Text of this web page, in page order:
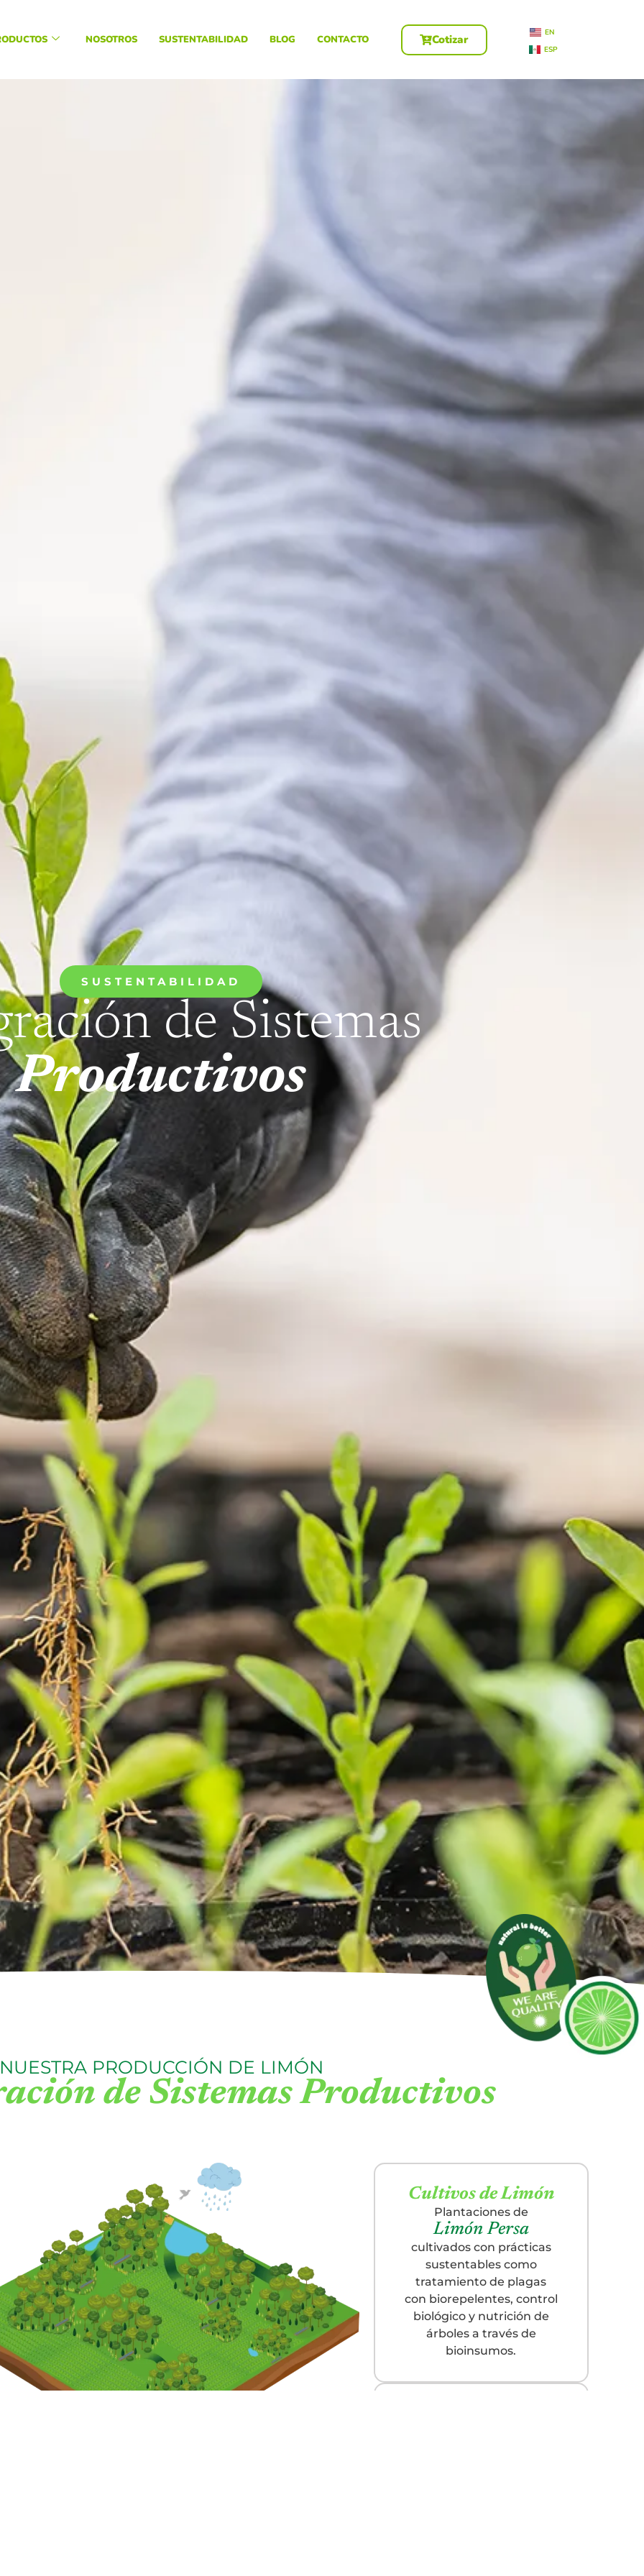
NOSOTROS SUSTENTABILIDAD BLOG CONTACTO Cotizar
EN
ESP
SUSTENTABILIDAD
de Sistemas
Productivos
PRODUCCIÓN DE LIMÓN
de Sistemas Productivos
Cultivos de Limón
Plantaciones de
Limón Persa
cultivados con prácticas
sustentables como
tratamiento de plagas
con biorepelentes, control
biológico y nutrición de
árboles a través de
bioinsumos.